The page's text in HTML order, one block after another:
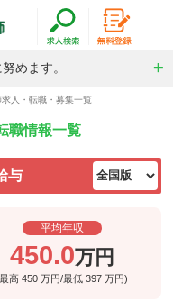
めます。
人・転職・募集一覧
職情報一覧
与
平均年収
450.0万円
高450万円/最低397万円)